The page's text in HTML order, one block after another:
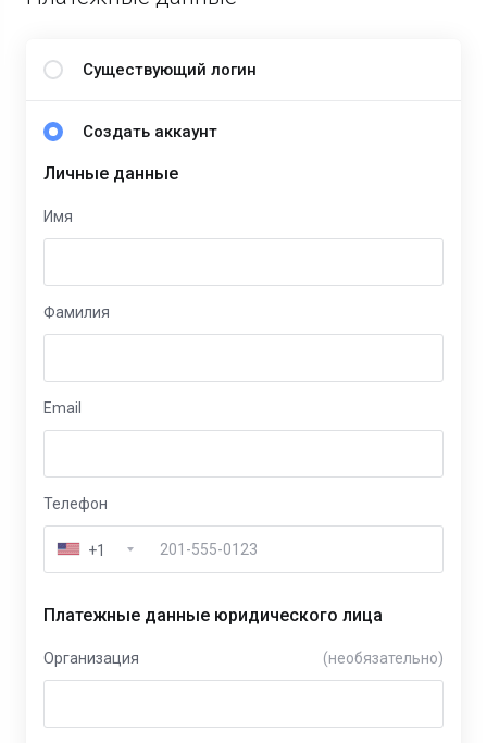
Существующий логин
Создать аккаунт
Личные данные
Имя
Фамилия
Email
Телефон
+1
Платежные данные юридического лица
Организация (необязательно)